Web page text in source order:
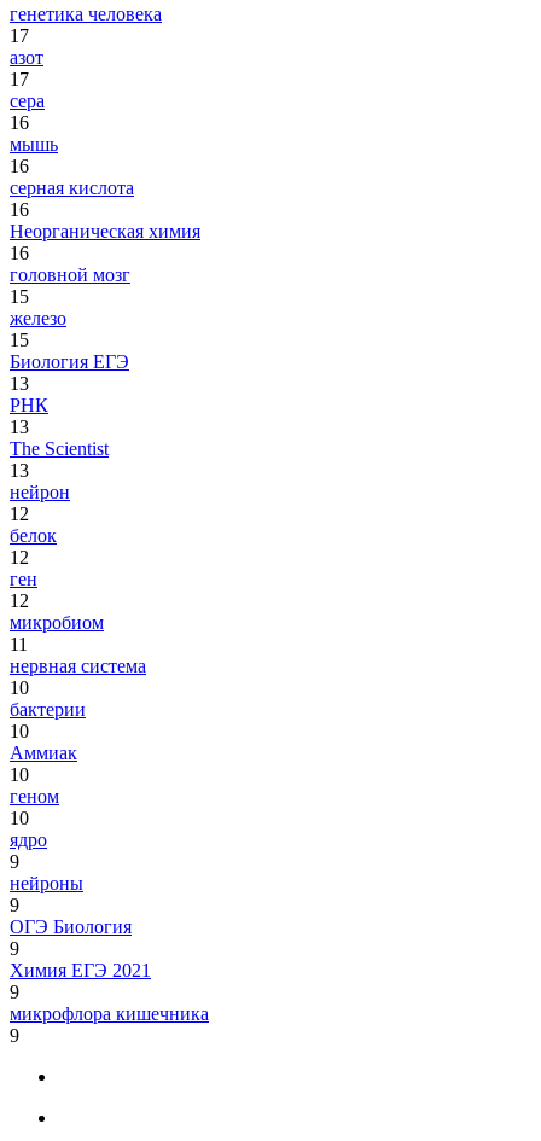
генетика человека
17
азот
17
сера
16
мышь
16
серная кислота
16
Неорганическая химия
16
головной мозг
15
железо
15
Биология ЕГЭ
13
РНК
13
The Scientist
13
нейрон
12
белок
12
ген
12
микробиом
11
нервная система
10
бактерии
10
Аммиак
10
геном
10
ядро
9
нейроны
9
ОГЭ Биология
9
Химия ЕГЭ 2021
9
микрофлора кишечника
9